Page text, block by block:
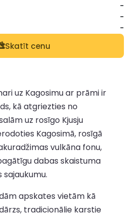
-
-
-
Skatīt cenu
uz Kagosimu ar prāmi ir
kā atgriezties no
uz rosīgo Kjusju
Kagosimā, rosīgā
vulkāna fonu,
dabas skaistuma
apskates vietām kā
tradicionālie karstie